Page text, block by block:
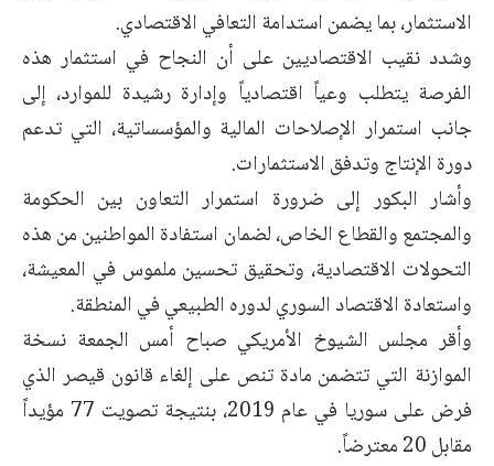
الاستثمار، بما يضمن استدامة التعافي الاقتصادي.
وشدد نقيب الاقتصاديين على أن النجاح في استثمار هذه
الفرصة يتطلب وعياً اقتصادياً وإدارة رشيدة للموارد، إلى
جانب استمرار الإصلاحات المالية والمؤسساتية، التي تدعم
دورة الإنتاج وتدفق الاستثمارات.
وأشار البكور إلى ضرورة استمرار التعاون بين الحكومة
والمجتمع والقطاع الخاص، لضمان استفادة المواطنين من هذه
التحولات الاقتصادية، وتحقيق تحسين ملموس في المعيشة،
واستعادة الاقتصاد السوري لدوره الطبيعي في المنطقة.
وأقر مجلس الشيوخ الأمريكي صباح أمس الجمعة نسخة
الموازنة التي تتضمن مادة تنص على إلغاء قانون قيصر الذي
فرض على سوريا في عام 2019، بنتيجة تصويت 77 مؤيداً
مقابل 20 معترضاً.